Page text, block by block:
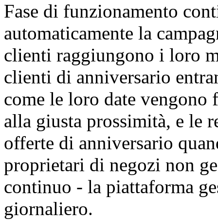
Fase di funzionamento
automaticamente la
clienti raggiungono i loro
clienti di anniversario
come le loro date
alla giusta prossimità, e le
offerte di anniversario
proprietari di negozi non
continuo - la piattaforma
giornaliero.